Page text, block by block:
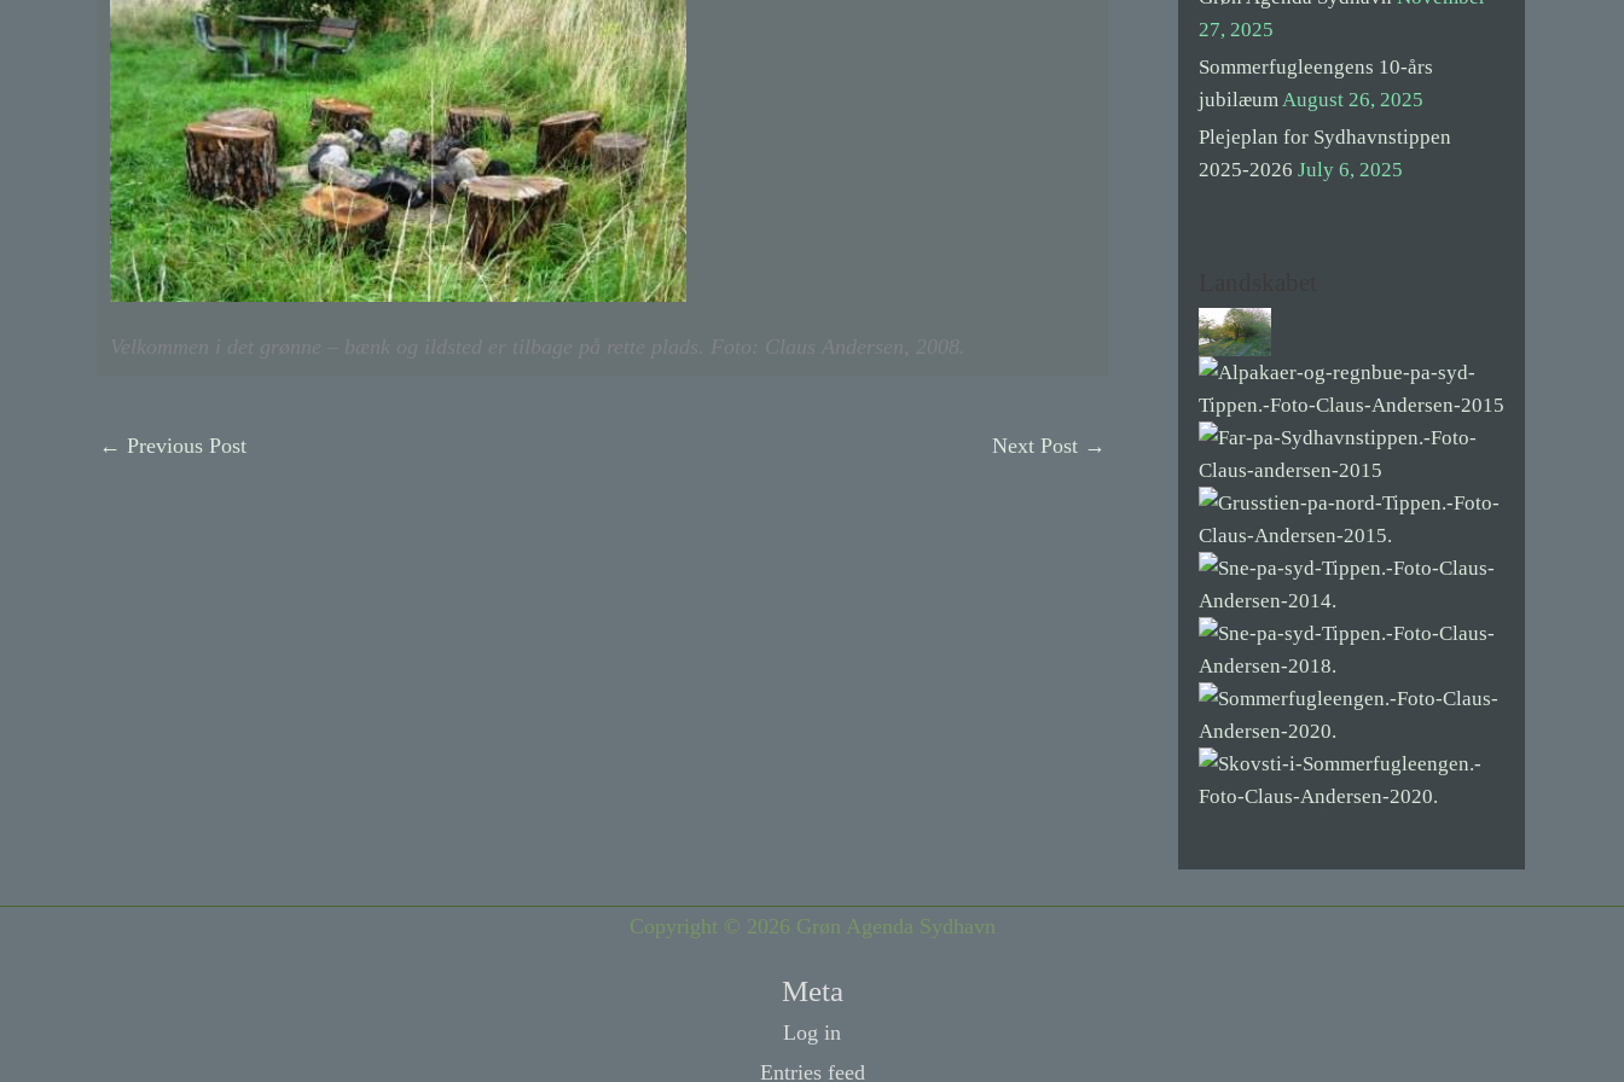
Velkommen i det grønne – bænk og ildsted er tilbage på rette plads. Foto: Claus Andersen, 2008.
← Previous Post Next Post →
27, 2025
Sommerfugleengens 10-års
jubilæumAugust 26, 2025
Plejeplan for Sydhavnstippen
2025-2026 July 6, 2025
Copyright © 2026 Grøn Agenda Sydhavn
Meta
Log in
Entries feed